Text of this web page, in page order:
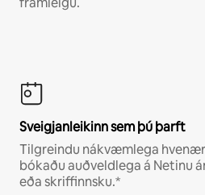
Sveigjanleikinn sem þú þarft
Tilgreindu nákvæmlega
bókaðu auðveldlega á Netinu
eða skriffinnsku.*